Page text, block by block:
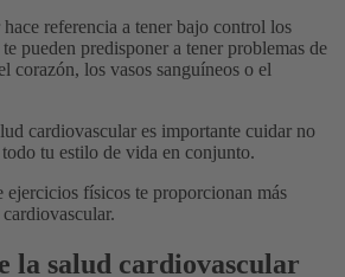
referencia a tener bajo control los
pueden predisponer a tener problemas de
corazón, los vasos sanguíneos o el
cardiovascular es importante cuidar no
tu estilo de vida en conjunto.
ejercicios físicos te proporcionan más
la salud cardiovascular